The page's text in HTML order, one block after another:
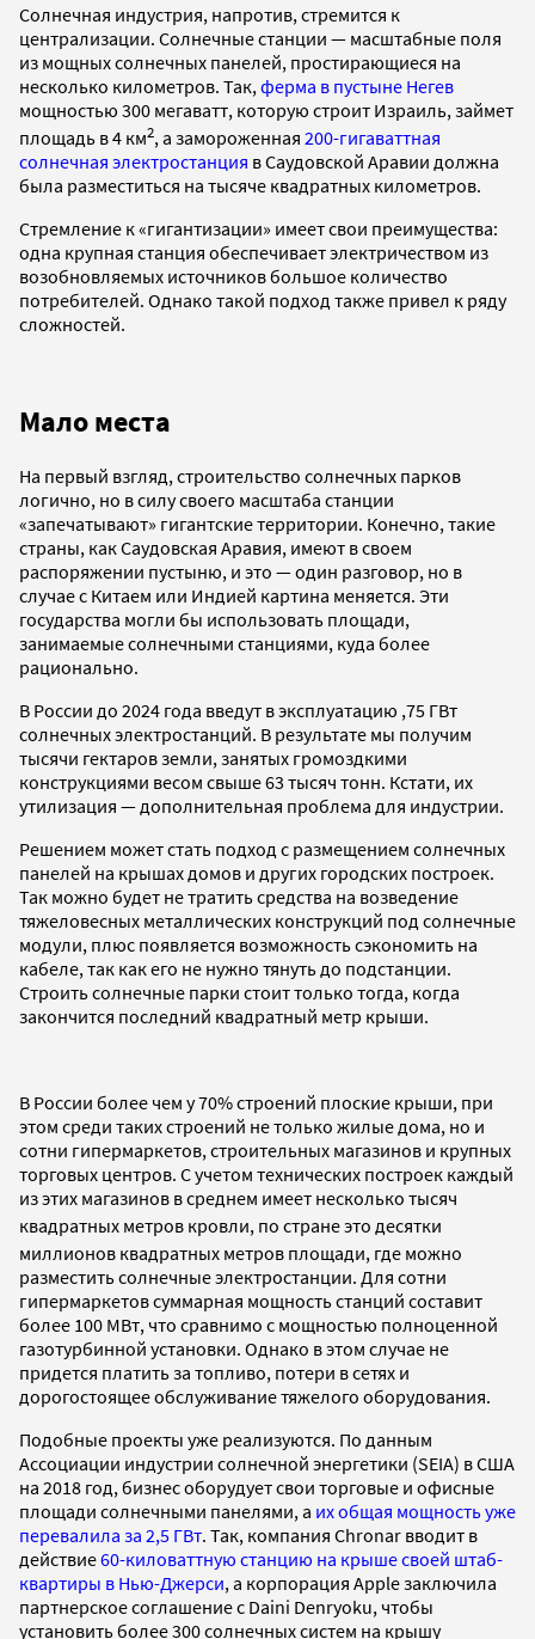
Солнечная индустрия, напротив, стремится к
централизации. Солнечные станции — масштабные поля
из мощных солнечных панелей, простирающиеся на
несколько километров. Так, ферма в пустыне Негев
мощностью 300 мегаватт, которую строит Израиль, займет
площадь в 4 км2, а замороженная 200-гигаваттная
солнечная электростанция в Саудовской Аравии должна
была разместиться на тысяче квадратных километров.
Стремление к «гигантизации» имеет свои преимущества:
одна крупная станция обеспечивает электричеством из
возобновляемых источников большое количество
потребителей. Однако такой подход также привел к ряду
сложностей.
Мало места
На первый взгляд, строительство солнечных парков
логично, но в силу своего масштаба станции
«запечатывают» гигантские территории. Конечно, такие
страны, как Саудовская Аравия, имеют в своем
распоряжении пустыню, и это — один разговор, но в
случае с Китаем или Индией картина меняется. Эти
государства могли бы использовать площади,
занимаемые солнечными станциями, куда более
рационально.
В России до 2024 года введут в эксплуатацию ,75 ГВт
солнечных электростанций. В результате мы получим
тысячи гектаров земли, занятых громоздкими
конструкциями весом свыше 63 тысяч тонн. Кстати, их
утилизация — дополнительная проблема для индустрии.
Решением может стать подход с размещением солнечных
панелей на крышах домов и других городских построек.
Так можно будет не тратить средства на возведение
тяжеловесных металлических конструкций под солнечные
модули, плюс появляется возможность сэкономить на
кабеле, так как его не нужно тянуть до подстанции.
Строить солнечные парки стоит только тогда, когда
закончится последний квадратный метр крыши.
В России более чем у 70% строений плоские крыши, при
этом среди таких строений не только жилые дома, но и
сотни гипермаркетов, строительных магазинов и крупных
торговых центров. С учетом технических построек каждый
из этих магазинов в среднем имеет несколько тысяч
квадратных метров кровли, по стране это десятки
миллионов квадратных метров площади, где можно
разместить солнечные электростанции. Для сотни
гипермаркетов суммарная мощность станций составит
более 100 МВт, что сравнимо с мощностью полноценной
газотурбинной установки. Однако в этом случае не
придется платить за топливо, потери в сетях и
дорогостоящее обслуживание тяжелого оборудования.
Подобные проекты уже реализуются. По данным
Ассоциации индустрии солнечной энергетики (SEIA) в США
на 2018 год, бизнес оборудует свои торговые и офисные
площади солнечными панелями, а их общая мощность уже
перевалила за 2,5 ГВт. Так, компания Chronar вводит в
действие60-киловаттную станцию на крыше своей штаб-
квартиры в Нью-Джерси, а корпорация Apple заключила
партнерское соглашение с Daini Denryoku, чтобы
установить более 300 солнечных систем на крышу